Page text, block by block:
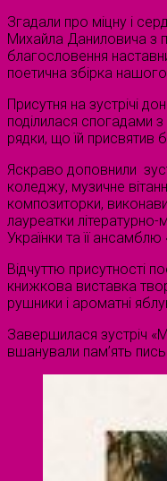
Згадали про міцну і
Михайла Даниловича
благословення
поетична збірка
Присутня на зустрічі
поділилася спогадами
рядки, що їй присвятив
Яскраво доповнили
коледжу, музичне
композиторки,
лауреатки літературно-
Українки та її ансамблю
Відчуттю присутності
книжкова виставка
рушники і ароматні
Завершилася зустріч
вшанували пам’ять